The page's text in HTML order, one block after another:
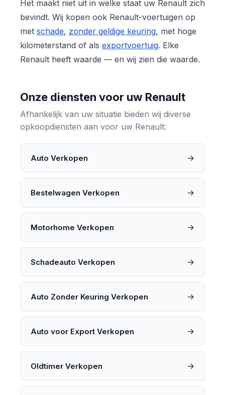
Het maakt niet uit in welke staat uw Renault zich
bevindt. Wij kopen ook Renault-voertuigen op
met schade, zonder geldige keuring, met hoge
kilometerstand of als exportvoertuig. Elke
Renault heeft waarde — en wij zien die waarde.
Onze diensten voor uw Renault
Afhankelijk van uw situatie bieden wij diverse
opkoopdiensten aan voor uw Renault:
Auto Verkopen →
Bestelwagen Verkopen →
Motorhome Verkopen →
Schadeauto Verkopen →
Auto Zonder Keuring Verkopen →
Auto voor Export Verkopen →
Oldtimer Verkopen →